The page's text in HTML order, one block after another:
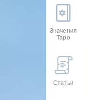
Значения
Таро
Статьи